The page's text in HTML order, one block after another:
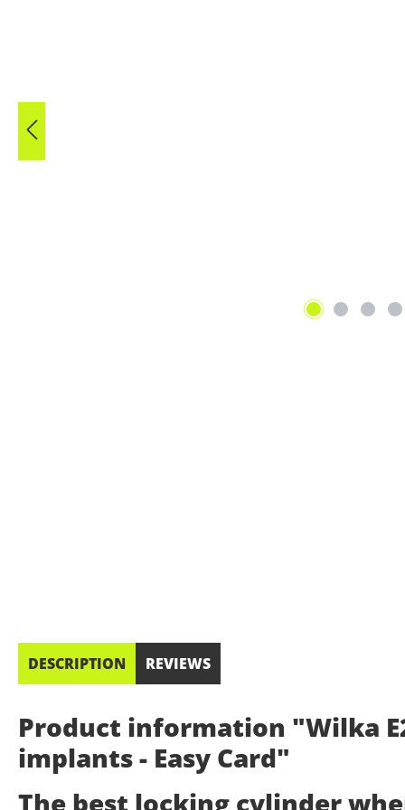
DESCRIPTION REVIEWS
Product information "Wilka
implants - Easy Card"
The best locking cylinder